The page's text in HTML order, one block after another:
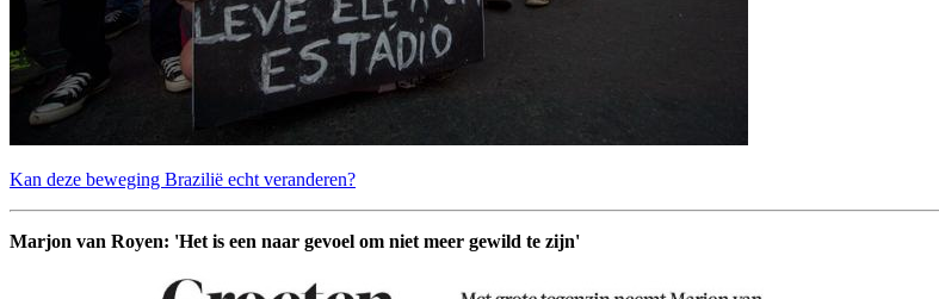
Kan deze beweging Brazilië echt veranderen?
Marjon van Royen: 'Het is een naar gevoel om niet meer gewild te zijn'